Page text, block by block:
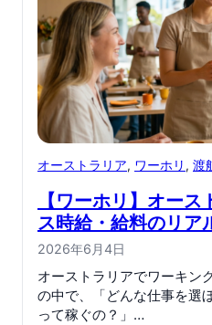
オーストラリア, ワーホリ , 渡
【ワーホリ】オー
ス時給・給料のリア
2026年6月4日
オーストラリアでワーキン
の中で、「どんな仕事を選
って稼ぐの？」…